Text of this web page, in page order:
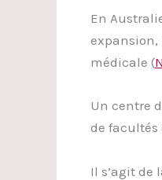
En
expansion,
médicale (
Un centre
de facultés
Il s’agit de